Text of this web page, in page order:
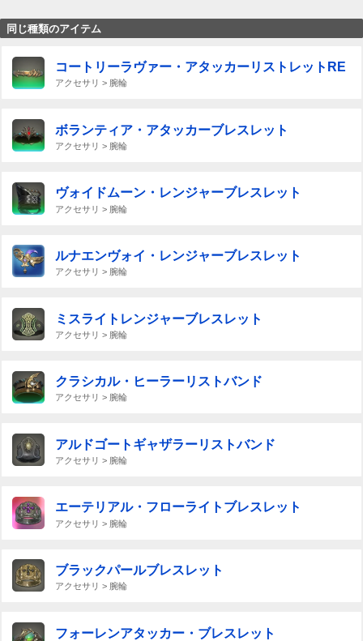
同じ種類のアイテム
コートリーラヴァー・アタッカーリストレットRE
アクセサリ > 腕輪
ボランティア・アタッカーブレスレット
アクセサリ > 腕輪
ヴォイドムーン・レンジャーブレスレット
アクセサリ > 腕輪
ルナエンヴォイ・レンジャーブレスレット
アクセサリ > 腕輪
ミスライトレンジャーブレスレット
アクセサリ > 腕輪
クラシカル・ヒーラーリストバンド
アクセサリ > 腕輪
アルドゴートギャザラーリストバンド
アクセサリ > 腕輪
エーテリアル・フローライトブレスレット
アクセサリ > 腕輪
ブラックパールブレスレット
アクセサリ > 腕輪
フォーレンアタッカー・ブレスレット